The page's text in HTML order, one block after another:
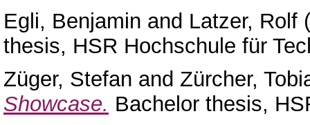
Egli, Benjamin and Latzer, Rolf
thesis, HSR Hochschule für
Züger, Stefan and Zürcher,
Showcase. Bachelor thesis,